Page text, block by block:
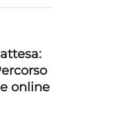
online